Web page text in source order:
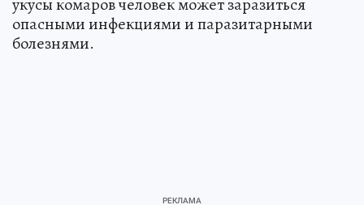
укусы комаров человек может заразиться
опасными инфекциями и паразитарными
болезнями.